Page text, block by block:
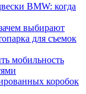
BMW: когда
выбирают
для съемок
мобильность
коробок